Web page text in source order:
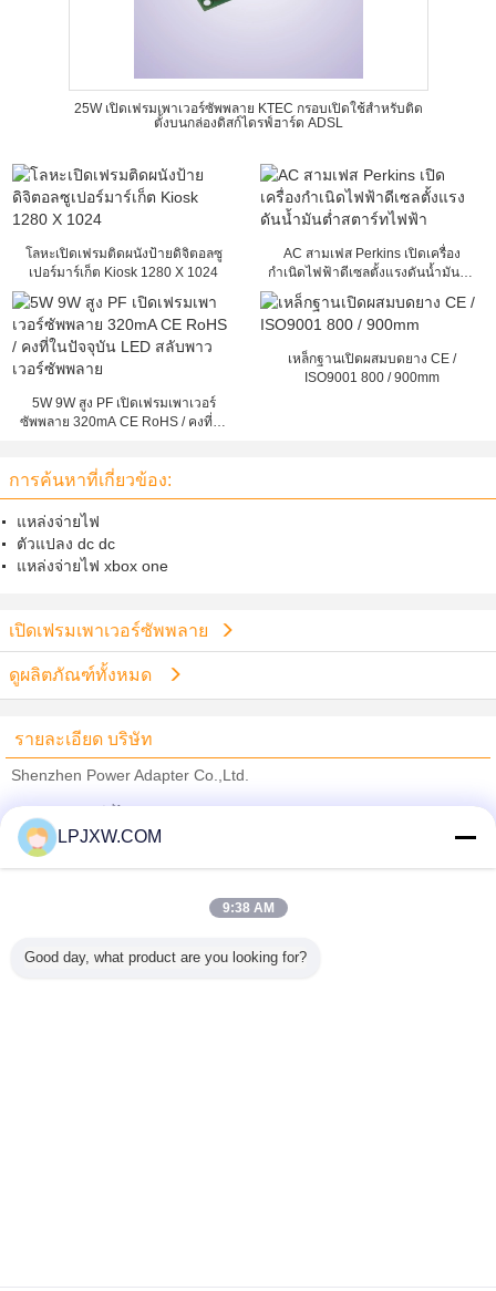
25W เปิดเฟรมเพาเวอร์ซัพพลาย KTEC กรอบเปิดใช้สำหรับติด
ตั้งบนกล่องดิสก์ไดรฟ์ฮาร์ด ADSL
โลหะเปิดเฟรมติดผนังป้ายดิจิตอลซู
เปอร์มาร์เก็ต Kiosk 1280 X 1024
AC สามเฟส Perkins เปิดเครื่อง
กำเนิดไฟฟ้าดีเซลตั้งแรงดันน้ำมันต่ำ
5W 9W สูง PF เปิดเฟรมเพาเวอร์
ซัพพลาย 320mA CE RoHS / คงที่ใน
เหล็กฐานเปิดผสมบดยาง CE /
ISO9001 800 / 900mm
การค้นหาที่เกี่ยวข้อง:
แหล่งจ่ายไฟ
ตัวแปลง dc dc
แหล่งจ่ายไฟ xbox one
เปิดเฟรมเพาเวอร์ซัพพลาย
ดูผลิตภัณฑ์ทั้งหมด
รายละเอียด บริษัท
Shenzhen Power Adapter Co.,Ltd.
Trust Seal
Verified Suplier
ผลิตภัณฑ์ทั้งหมด
LPJXW.COM
9:38 AM
Good day, what product are you looking for?